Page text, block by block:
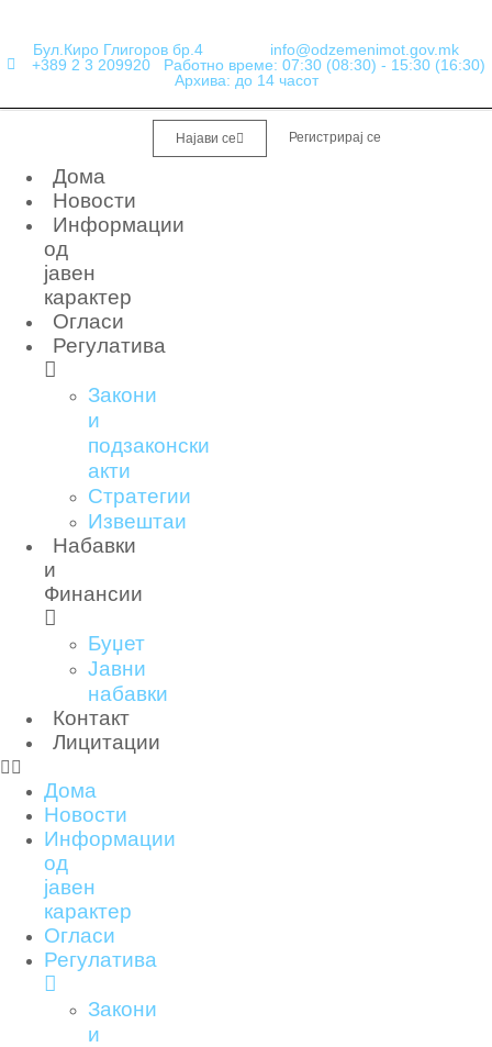
Бул.Киро Глигоров бр.4
info@odzemenimot.gov.mk
+389 2 3 209920
Работно време: 07:30 (08:30) - 15:30 (16:30)
Архива: до 14 часот
Дома
Новости
Информации
од
јавен
карактер
Огласи
Регулатива
Закони
и
подзаконски
акти
Стратегии
Извештаи
Набавки
и
Финансии
Буџет
Јавни
набавки
Контакт
Лицитации
Дома
Новости
Информации
од
јавен
карактер
Огласи
Регулатива
Закони
и
Најави се Регистрирај се